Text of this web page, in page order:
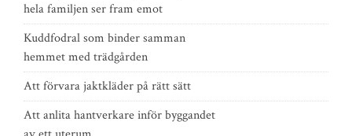
hela familjen ser fram emot
Kuddfodral som binder samman
hemmet med trädgården
Att förvara jaktkläder på rätt sätt
Att anlita hantverkare inför byggandet